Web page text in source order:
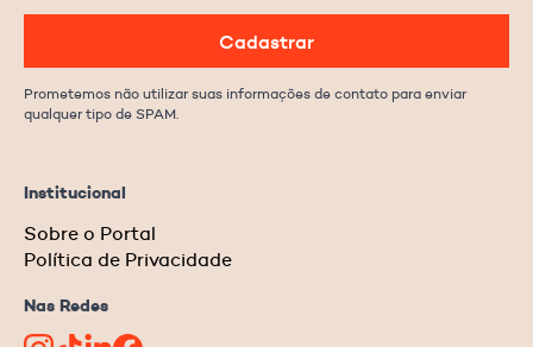
Institucional
Sobre o Portal
Política de Privacidade
Nas Redes
Cadastrar
Prometemos não utilizar suas informações de contato para enviar
qualquer tipo de SPAM.